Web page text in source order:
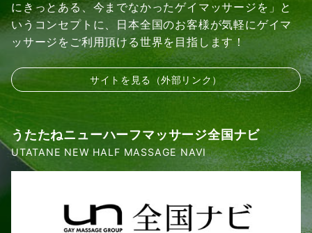
にきっとある、今までなかったゲイマッサージを」と
いうコンセプトに、日本全国のお客様が気軽にゲイマ
ッサージをご利用頂ける世界を目指します！
サイトを見る（外部リンク）
うたたねニューハーフマッサージ全国ナビ
UTATANE NEW HALF MASSAGE NAVI